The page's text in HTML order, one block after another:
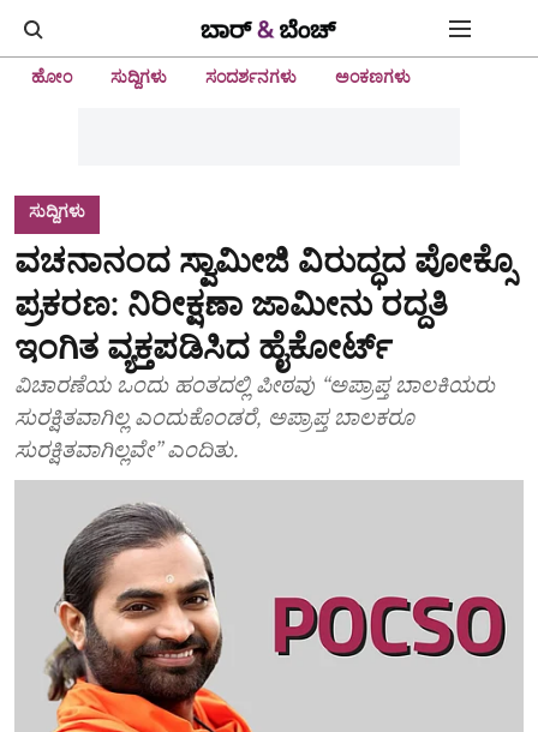
ಹೋಂ ಸುದ್ದಿಗಳು ಸಂದರ್ಶನಗಳು ಅಂಕಣಗಳು
ಸುದ್ದಿಗಳು
ವಚನಾನಂದ ಸ್ವಾಮೀಜಿ ವಿರುದ್ಧದ ಪೋಕ್ಸೊ
ಪ್ರಕರಣ: ನಿರೀಕ್ಷಣಾ ಜಾಮೀನು ರದ್ದತಿ
ಇಂಗಿತ ವ್ಯಕ್ತಪಡಿಸಿದ ಹೈಕೋರ್ಟ್‌
ವಿಚಾರಣೆಯ ಒಂದು ಹಂತದಲ್ಲಿ ಪೀಠವು “ಅಪ್ರಾಪ್ತ ಬಾಲಕಿಯರು
ಸುರಕ್ಷಿತವಾಗಿಲ್ಲ ಎಂದುಕೊಂಡರೆ, ಅಪ್ರಾಪ್ತ ಬಾಲಕರೂ
ಸುರಕ್ಷಿತವಾಗಿಲ್ಲವೇ” ಎಂದಿತು.